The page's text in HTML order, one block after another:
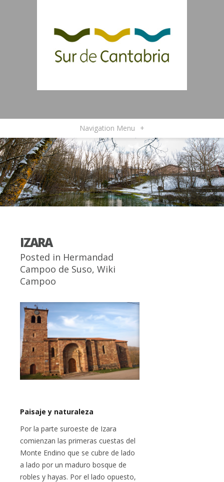
Navigation Menu +
IZARA
Posted in Hermandad
Campoo de Suso, Wiki
Campoo
Paisaje y naturaleza
Por la parte suroeste de Izara
comienzan las primeras cuestas del
Monte Endino que se cubre de lado
a lado por un maduro bosque de
robles y hayas. Por el lado opuesto,